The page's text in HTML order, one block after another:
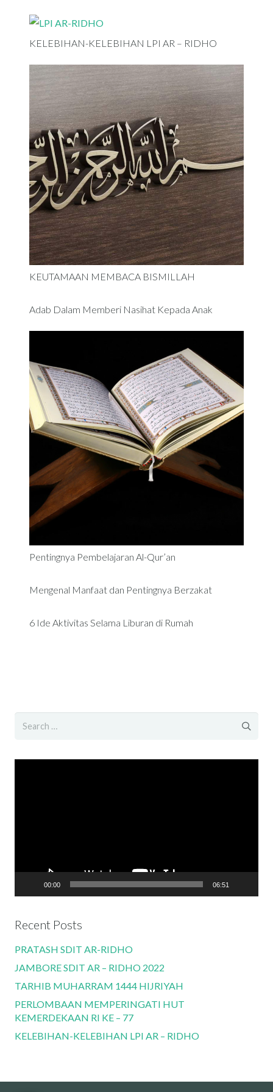
KELEBIHAN-KELEBIHAN LPI AR – RIDHO
KEUTAMAAN MEMBACA BISMILLAH
Adab Dalam Memberi Nasihat Kepada Anak
Pentingnya Pembelajaran Al-Qur’an
Mengenal Manfaat dan Pentingnya Berzakat
6 Ide Aktivitas Selama Liburan di Rumah
Search
00:00 06:51
Recent Posts
PRATASH SDIT AR-RIDHO
JAMBORE SDIT AR – RIDHO 2022
TARHIB MUHARRAM 1444 HIJRIYAH
PERLOMBAAN MEMPERINGATI HUT
KEMERDEKAAN RI KE – 77
KELEBIHAN-KELEBIHAN LPI AR – RIDHO